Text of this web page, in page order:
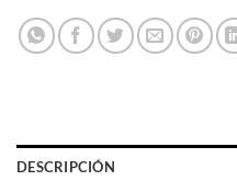
DESCRIPCIÓN